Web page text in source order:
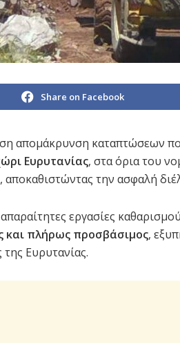
Share on Facebook
απομάκρυνση καταπτώσεων
Ευρυτανίας, στα όρια του
αποκαθιστώντας την ασφαλή
εργασίες
και πλήρως προσβάσιμος,
Ευρυτανίας.